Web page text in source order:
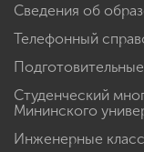
Сведения об
Телефонный
Студенческий
Мининского
Инженерные